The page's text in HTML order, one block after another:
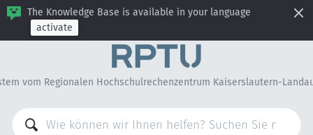
The Knowledge Base is available in your language
activate
vom Regionalen Hochschulrechenzentrum Kaiserslautern-